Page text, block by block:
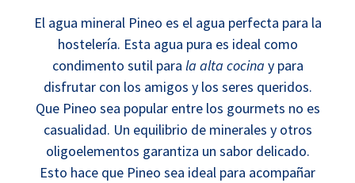
El agua mineral Pineo es el agua perfecta para la
hostelería. Esta agua pura es ideal como
condimento sutil para la alta cocina y para
disfrutar con los amigos y los seres queridos.
Que Pineo sea popular entre los gourmets no es
casualidad. Un equilibrio de minerales y otros
oligoelementos garantiza un sabor delicado.
Esto hace que Pineo sea ideal para acompañar